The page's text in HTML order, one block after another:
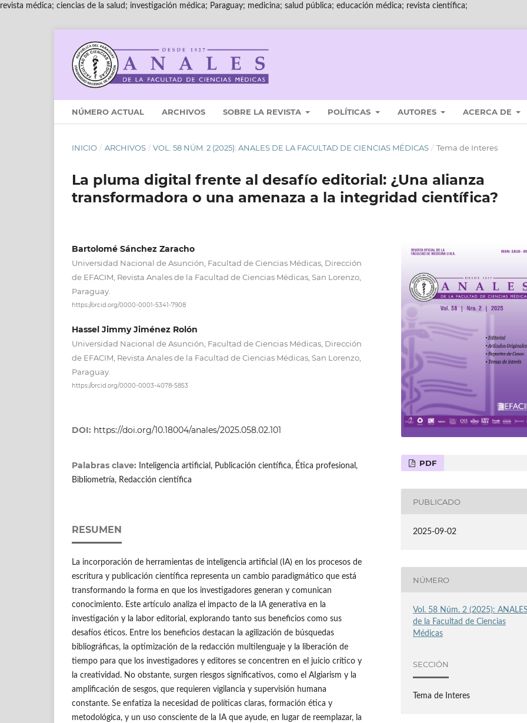
revista médica; ciencias de la salud; investigación médica; Paraguay; medicina; salud pública; educación médica; revista científica;
NÚMERO ACTUAL ARCHIVOS SOBRE LA REVISTA POLÍTICAS AUTORES ACERCA DE
INICIO / ARCHIVOS / VOL. 58 NÚM. 2 (2025): ANALES DE LA FACULTAD DE CIENCIAS MÉDICAS / Tema de Interes
La pluma digital frente al desafío editorial: ¿Una alianza
transformadora o una amenaza a la integridad científica?
Bartolomé Sánchez Zaracho
Universidad Nacional de Asunción, Facultad de Ciencias Médicas, Dirección
de EFACIM, Revista Anales de la Facultad de Ciencias Médicas, San Lorenzo,
Paraguay.
https://orcid.org/0000-0001-5341-7908
Hassel Jimmy Jiménez Rolón
Universidad Nacional de Asunción, Facultad de Ciencias Médicas, Dirección
de EFACIM, Revista Anales de la Facultad de Ciencias Médicas, San Lorenzo,
Paraguay.
https://orcid.org/0000-0003-4078-5853
DOI: https://doi.org/10.18004/anales/2025.058.02.101
Palabras clave:
Inteligencia artificial, Publicación científica, Ética profesional,
Bibliometría, Redacción científica
RESUMEN
La incorporación de herramientas de inteligencia artificial (IA) en los procesos de
escritura y publicación científica representa un cambio paradigmático que está
transformando la forma en que los investigadores generan y comunican
conocimiento. Este artículo analiza el impacto de la IA generativa en la
investigación y la labor editorial, explorando tanto sus beneficios como sus
desafíos éticos. Entre los beneficios destacan la agilización de búsquedas
bibliográficas, la optimización de la redacción multilenguaje y la liberación de
tiempo para que los investigadores y editores se concentren en el juicio crítico y
la creatividad. No obstante, surgen riesgos significativos, como el AIgiarism y la
amplificación de sesgos, que requieren vigilancia y supervisión humana
constante. Se enfatiza la necesidad de políticas claras, formación ética y
metodológica, y un uso consciente de la IA que ayude, en lugar de reemplazar, la
PDF
PUBLICADO
2025-09-02
NÚMERO
Vol. 58 Núm. 2 (2025):
de la Facultad de Ciencias
Médicas
SECCIÓN
Tema de Interes